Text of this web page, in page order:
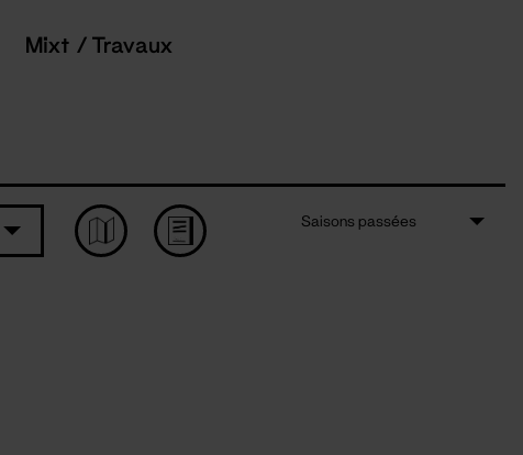
Mixt / Travaux
Saisons passées